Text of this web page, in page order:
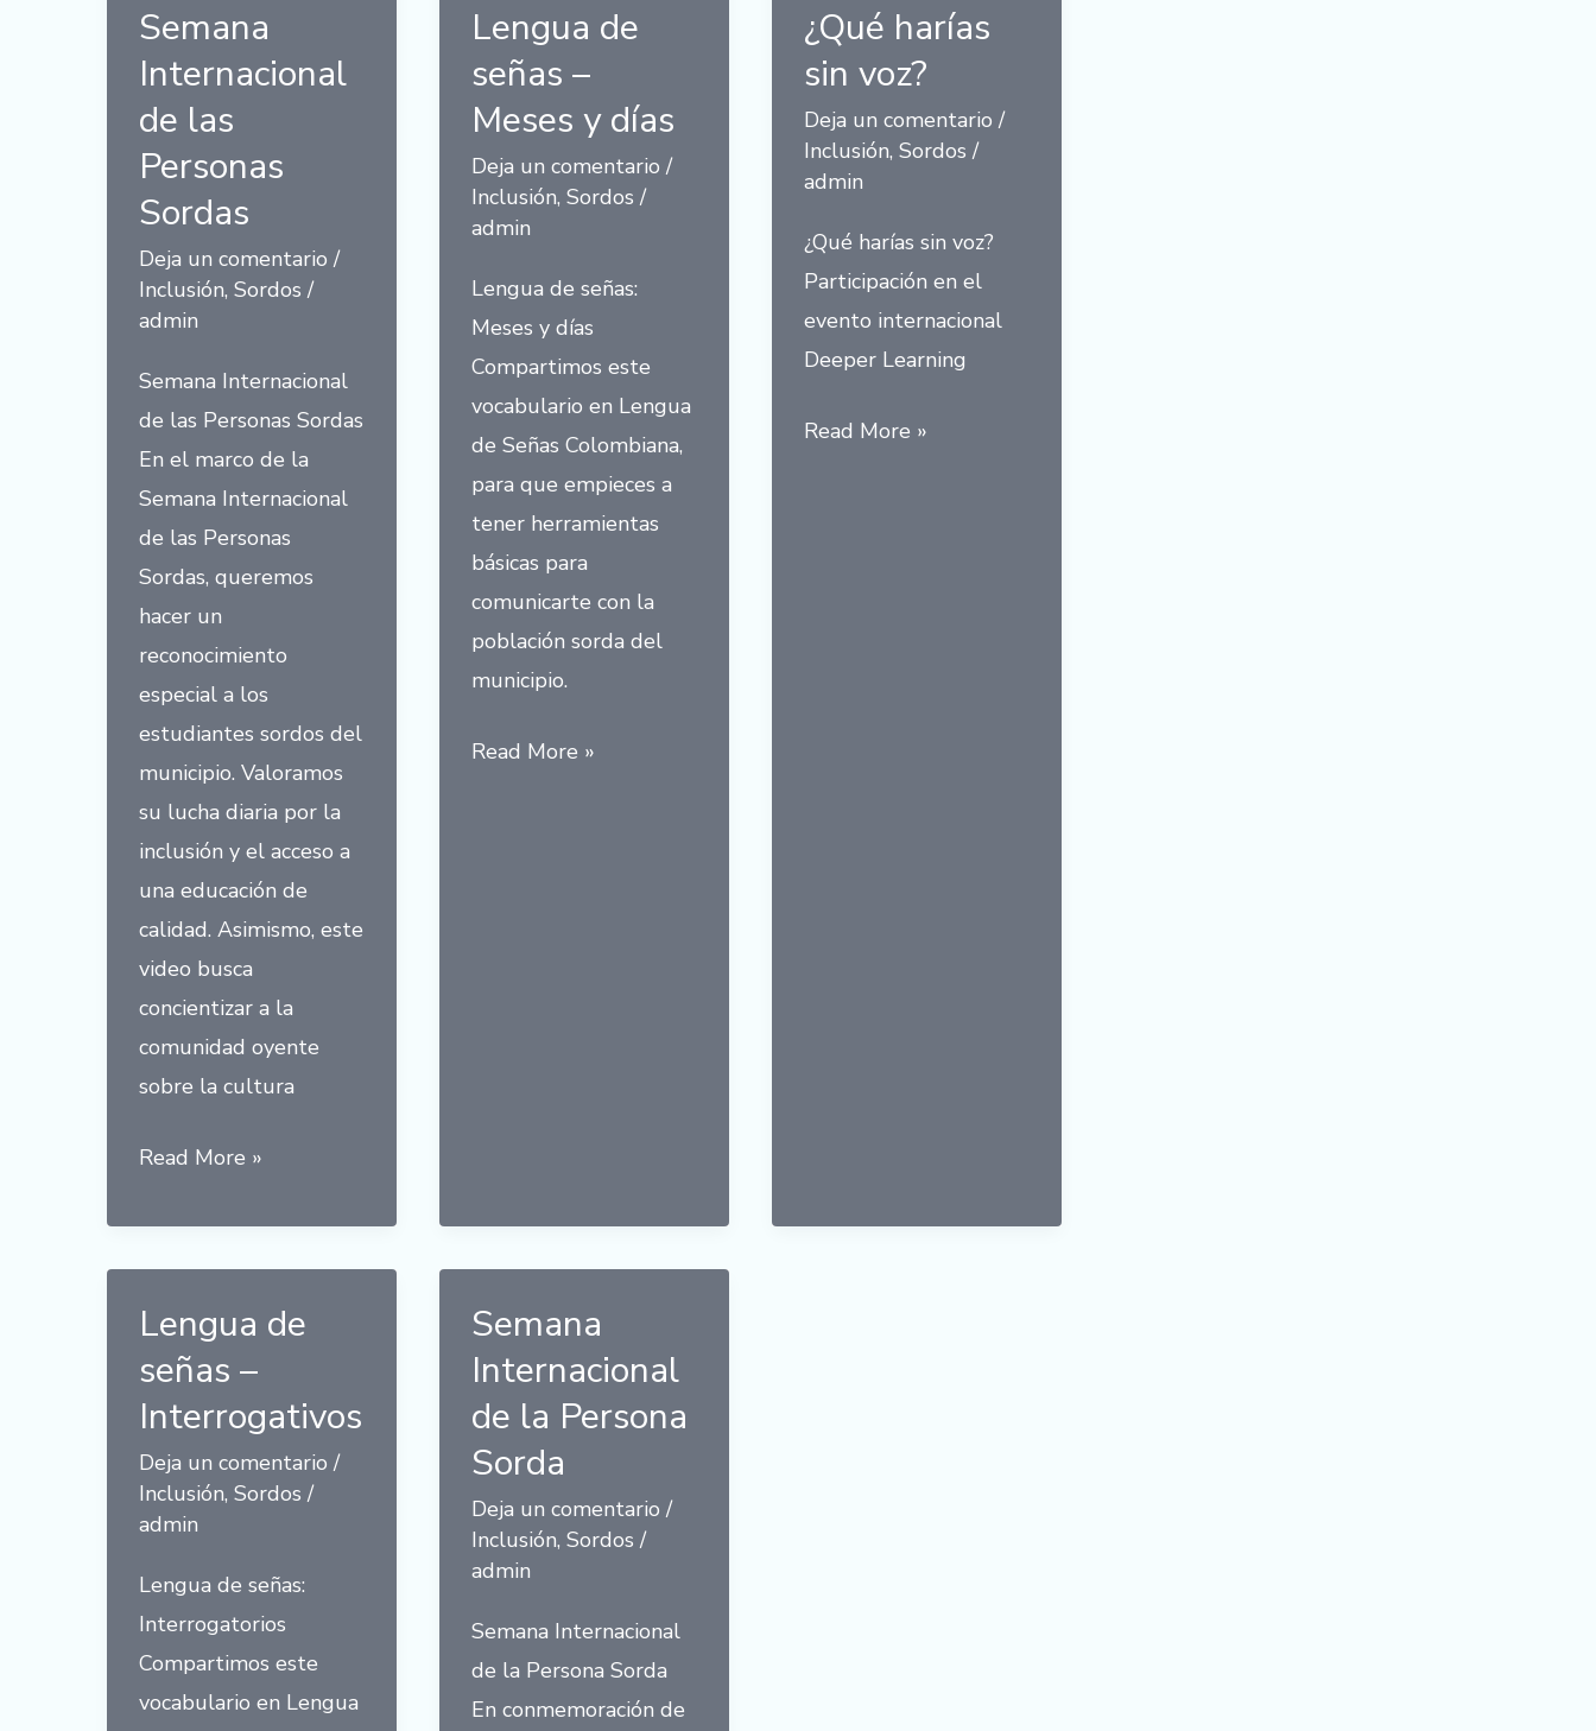
Lenguas
de
Señas
–
Semana
de
las
Personas
Sordas
Semana
Internacional
de las
Personas
Sordas
Deja un comentario /
Inclusión, Sordos /
admin
Semana Internacional
de las Personas Sordas
En el marco de la
Semana Internacional
de las Personas
Sordas, queremos
hacer un
reconocimiento
especial a los
estudiantes sordos del
municipio. Valoramos
su lucha diaria por la
inclusión y el acceso a
una educación de
calidad. Asimismo, este
video busca
concientizar a la
comunidad oyente
sobre la cultura
Semana
de
las
Personas
Sordas
Read More »
Lengua de
señas –
Meses y días
Deja un comentario /
Inclusión, Sordos /
admin
Lengua de señas:
Meses y días
Compartimos este
vocabulario en Lengua
de Señas Colombiana,
para que empieces a
tener herramientas
básicas para
comunicarte con la
población sorda del
municipio.
Lengua
Read More »
¿Qué harías
sin voz?
Deja un comentario /
Inclusión, Sordos /
admin
¿Qué harías sin voz?
Participación en el
evento internacional
Deeper Learning
¿Qué
Read More »
Lengua de
señas –
Interrogativos
Deja un comentario /
Inclusión, Sordos /
admin
Lengua de señas:
Interrogatorios
Compartimos este
vocabulario en Lengua
Semana
Internacional
de la Persona
Sorda
Deja un comentario /
Inclusión, Sordos /
admin
Semana Internacional
de la Persona Sorda
En conmemoración de